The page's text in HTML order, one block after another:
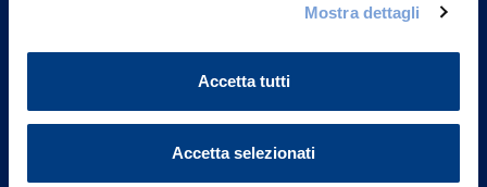
Mostra dettagli
Accetta tutti
Accetta selezionati
Governance